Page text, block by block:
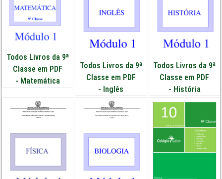
Todos Livros da 9ª
Classe em PDF
- Matemática
Todos Livros da 9ª
Classe em PDF
- Inglês
Todos Livros da 9ª
Classe em PDF
- História